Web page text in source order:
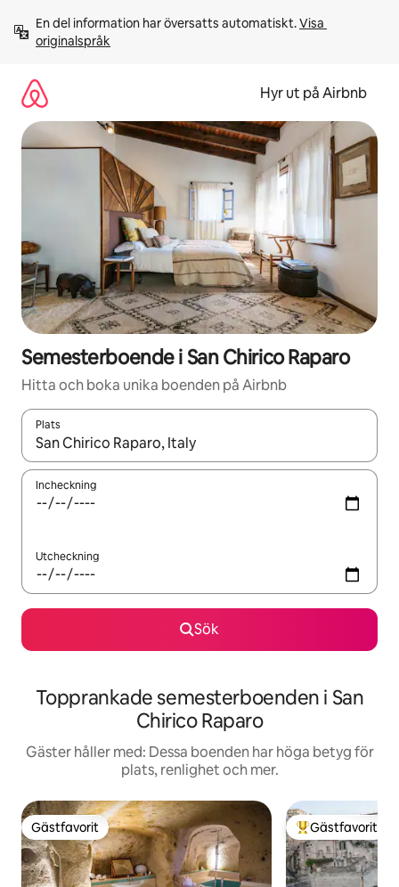
innehåll
En del information har översatts automatiskt. Visa
originalspråk
Hyr ut på Airbnb
Semesterboende i San Chirico Raparo
Hitta och boka unika boenden på Airbnb
Plats
När resultaten är tillgängliga kan du navigera med upp- och
Incheckning
Utcheckning
Sök
Topprankade semesterboenden i San
Chirico Raparo
Gäster håller med: Dessa boenden har höga betyg för
plats, renlighet och mer.
Gästfavorit
Gästfavorit Populär
Gästfavorit